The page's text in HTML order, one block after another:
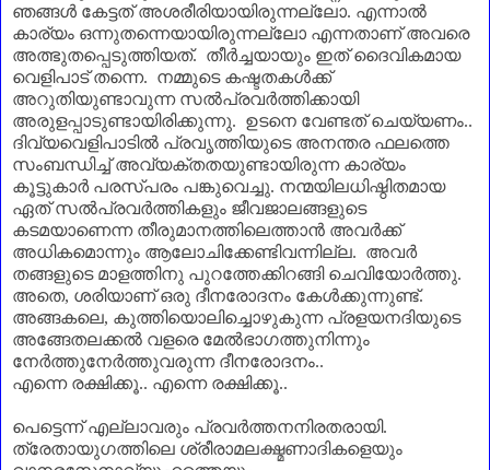
ഞങ്ങൾ കേട്ടത് അശരീരിയായിരുന്നല്ലോ. എന്നാൽ
കാര്യം ഒന്നുതന്നെയായിരുന്നല്ലോ എന്നതാണ്‌ അവരെ
അത്ഭുതപ്പെടുത്തിയത്. തീർച്ചയായും ഇത് ദൈവികമായ
വെളിപാട് തന്നെ. നമ്മുടെ കഷ്ടതകൾക്ക്
അറുതിയുണ്ടാവുന്ന സൽപ്രവർത്തിക്കായി
അരുളപ്പാടുണ്ടായിരിക്കുന്നു. ഉടനെ വേണ്ടത് ചെയ്യണം..
ദിവ്യവെളിപാടിൽ പ്രവൃത്തിയുടെ അനന്തര ഫലത്തെ
സംബന്ധിച്ച് അവ്യക്തതയുണ്ടായിരുന്ന കാര്യം
കൂട്ടുകാർ പരസ്പരം പങ്കുവെച്ചു. നന്മയിലധിഷ്ഠിതമായ
ഏത് സൽപ്രവർത്തികളും ജീവജാലങ്ങളുടെ
കടമയാണെന്ന തീരുമാനത്തിലെത്താൻ അവർക്ക്
അധികമൊന്നും ആലോചിക്കേണ്ടിവന്നില്ല. അവർ
തങ്ങളുടെ മാളത്തിനു പുറത്തേക്കിറങ്ങി ചെവിയോർത്തു.
അതെ, ശരിയാണ്‌ ഒരു ദീനരോദനം കേൾക്കുന്നുണ്ട്.
അങ്ങകലെ, കുത്തിയൊലിച്ചൊഴുകുന്ന പ്രളയനദിയുടെ
അങ്ങേതലക്കൽ വളരെ മേൽഭാഗത്തുനിന്നും
നേർത്തുനേർത്തുവരുന്ന ദീനരോദനം..
എന്നെ രക്ഷിക്കൂ.. എന്നെ രക്ഷിക്കൂ..
പെട്ടെന്ന് എല്ലാവരും പ്രവർത്തനനിരതരായി.
ത്രേതായുഗത്തിലെ ശ്രീരാമലക്ഷ്മണാദികളെയും